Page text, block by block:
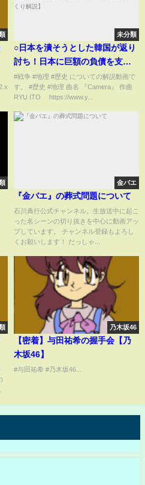
未分類
○日本を潰そうとした韓国が返り
討ち！日本に巨額の負債を支払
わせようとしたがとんでもない
ことに！米国から法的措置+イラ
ンからの巨額賠償で韓国ガチ泣
き！ 総集編【ゆっくり解説】
#戦争 #地理 #歴史 についての解説動画で
す。 #歴史 #地理 曲名 『Camera』 作曲
RYU ITO https://www.y...
金バエ
『金バエ』の葬式問題について
石川典行公式チャンネル。生放送中に起こ
った名シーンの切り抜きを中心に動画アッ
プしています。 チャンネル登録もよろし
くお願いします！ だっしゃ...
乃木坂46
【密着】与田祐希の握手会【乃
木坂46】
#与田祐希 #乃木坂46...